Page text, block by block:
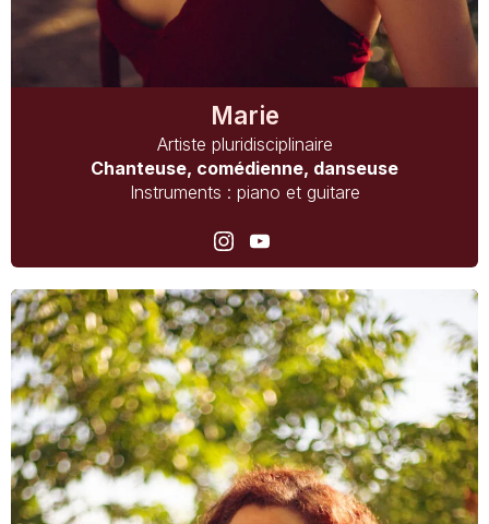
Marie
Artiste pluridisciplinaire
Chanteuse, comédienne, danseuse
Instruments : piano et guitare